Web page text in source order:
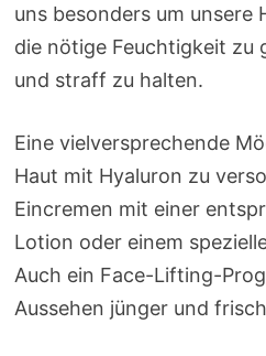
uns besonders um unsere
die nötige Feuchtigkeit zu
und straff zu halten.
Eine vielversprechende
Haut mit Hyaluron zu
Eincremen mit einer
Lotion oder einem
Auch ein Face-Lifting-
Aussehen jünger und